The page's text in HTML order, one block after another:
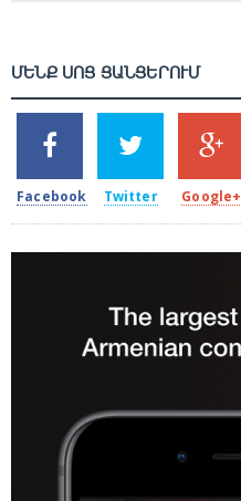
ՄԵՆՔ ՍՈՑ ՑԱՆՑԵՐՈՒՄ
2k
SHARES
Facebook
1.5k
TWEETS
Twitter
203
SHARES
Google+